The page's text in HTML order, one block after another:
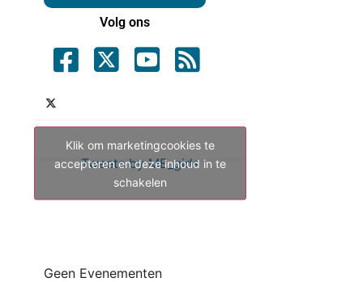
Volg ons
Tweets by ME_gids
Klik om marketingcookies te
accepteren en deze inhoud in te
schakelen
Geen Evenementen